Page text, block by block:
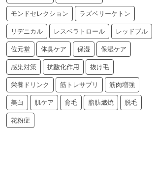
モンドセレクション ラズベリーケトン
リデニカル レスベラトロール レッドブル
位元堂 体臭ケア 保湿 保湿ケア
感染対策 抗酸化作用 抜け毛
栄養ドリンク 筋トレサプリ 筋肉増強
美白 肌ケア 育毛 脂肪燃焼 脱毛
花粉症